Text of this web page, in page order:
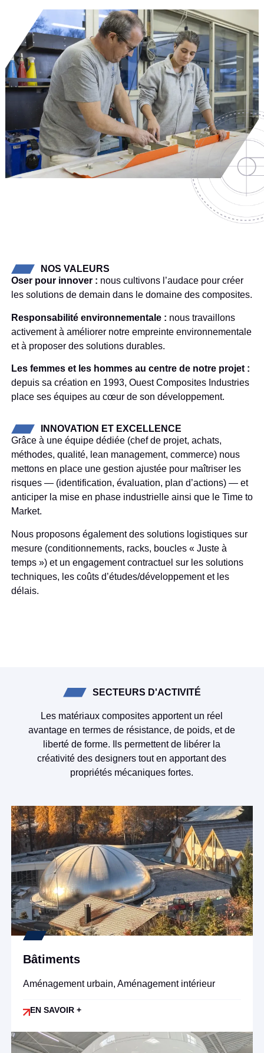
NOS VALEURS
Oser pour innover : nous cultivons l’audace pour créer
les solutions de demain dans le domaine des composites.
Responsabilité environnementale : nous travaillons
activement à améliorer notre empreinte environnementale
et à proposer des solutions durables.
Les femmes et les hommes au centre de notre projet :
depuis sa création en 1993, Ouest Composites Industries
place ses équipes au cœur de son développement.
INNOVATION ET EXCELLENCE
Grâce à une équipe dédiée (chef de projet, achats,
méthodes, qualité, lean management, commerce) nous
mettons en place une gestion ajustée pour maîtriser les
risques — (identification, évaluation, plan d’actions) — et
anticiper la mise en phase industrielle ainsi que le Time to
Market.
Nous proposons également des solutions logistiques sur
mesure (conditionnements, racks, boucles « Juste à
temps ») et un engagement contractuel sur les solutions
techniques, les coûts d’études/développement et les
délais.
SECTEURS D'ACTIVITÉ
Les matériaux composites apportent un réel
avantage en termes de résistance, de poids, et de
liberté de forme. Ils permettent de libérer la
créativité des designers tout en apportant des
propriétés mécaniques fortes.
Bâtiments
Aménagement urbain, Aménagement intérieur
EN SAVOIR +